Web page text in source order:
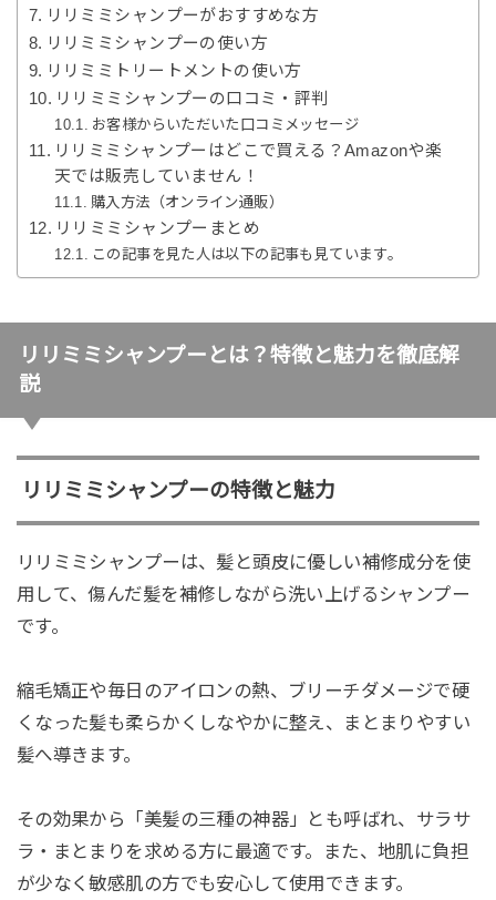
リリミミシャンプーがおすすめな方
リリミミシャンプーの使い方
リリミミトリートメントの使い方
リリミミシャンプーの口コミ・評判
お客様からいただいた口コミメッセージ
リリミミシャンプーはどこで買える？Amazonや楽
天では販売していません！
購入方法（オンライン通販）
リリミミシャンプーまとめ
この記事を見た人は以下の記事も見ています。
リリミミシャンプーとは？特徴と魅力を徹底解
説
リリミミシャンプーの特徴と魅力
リリミミシャンプーは、髪と頭皮に優しい補修成分を使
用して、傷んだ髪を補修しながら洗い上げるシャンプー
です。
縮毛矯正や毎日のアイロンの熱、ブリーチダメージで硬
くなった髪も柔らかくしなやかに整え、まとまりやすい
髪へ導きます。
その効果から「美髪の三種の神器」とも呼ばれ、サラサ
ラ・まとまりを求める方に最適です。また、地肌に負担
が少なく敏感肌の方でも安心して使用できます。